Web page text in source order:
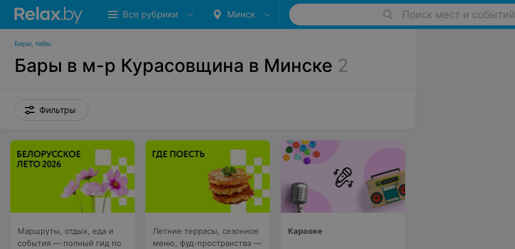
Все рубрики Минск Поиск мест и событий
Бары, пабы
Бары в м-р Курасовщина в Минске 2
Фильтры
Маршруты, отдых, еда и
события — полный гид по
Летние террасы, сезонное
меню, фуд-пространства —
Караоке